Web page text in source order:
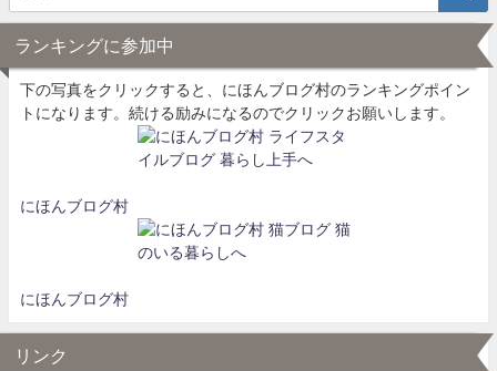
ランキングに参加中
下の写真をクリックすると、にほんブログ村のランキングポイン
トになります。続ける励みになるのでクリックお願いします。
にほんブログ村
にほんブログ村
リンク